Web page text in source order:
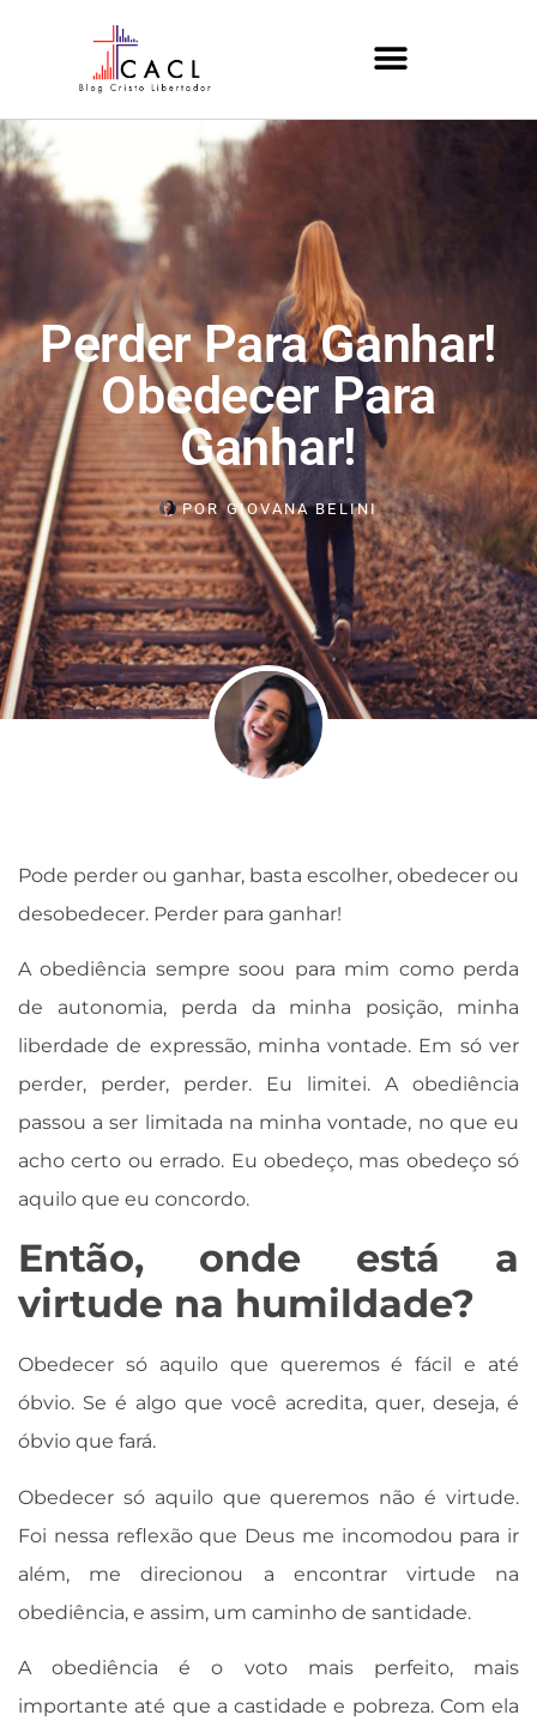
Perder Para Ganhar!
Obedecer Para
Ganhar!
PORGIOVANA BELINI
Pode perder ou ganhar, basta escolher, obedecer ou
desobedecer. Perder para ganhar!
A obediência sempre soou para mim como perda
de autonomia, perda da minha posição, minha
liberdade de expressão, minha vontade. Em só ver
perder, perder, perder. Eu limitei. A obediência
passou a ser limitada na minha vontade, no que eu
acho certo ou errado. Eu obedeço, mas obedeço só
aquilo que eu concordo.
Então, onde está a
virtude na humildade?
Obedecer só aquilo que queremos é fácil e até
óbvio. Se é algo que você acredita, quer, deseja, é
óbvio que fará.
Obedecer só aquilo que queremos não é virtude.
Foi nessa reflexão que Deus me incomodou para ir
além, me direcionou a encontrar virtude na
obediência, e assim, um caminho de santidade.
A obediência é o voto mais perfeito, mais
importante até que a castidade e pobreza. Com ela